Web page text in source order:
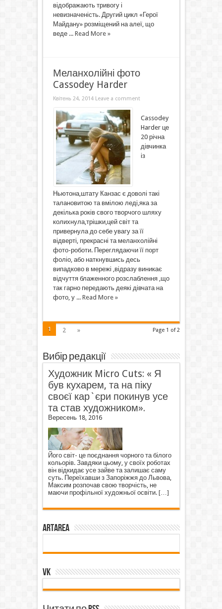
відображають тривогу і
невизначеність. Другий цикл «Герої
Майдану» розміщений на алеї, що
веде ... Read More »
Меланхолійні фото
Cassodey Harder
Квітень 24, 2014 Leave a comment
Cassodey
Harder це
20 річна
дівчинка
із
Ньютона,штату Канзас є доволі такі
талановитою та вмілою леді,яка за
декілька років свого творчого шляху
колихнула,трішки,цей світ та
привернула до себе увагу за її
відверті, прекрасні та меланхолійні
фото-роботи. Переглядаючи її порт
фоліо, або наткнувшись десь
випадково в мережі ,відразу виникає
відчуття блаженного розслаблення ,що
так гарно передають деякі дівчата на
фото, у ... Read More »
Page 1 of 2
1 2 »
Вибір редакції
Художник Micro Cuts: « Я
був кухарем, та на піку
своєї кар`єри покинув усе
та став художником».
Вересень 18, 2016
Його світ- це поєднання чорного та білого
кольорів. Завдяки цьому, у своїх роботах
він відкидає усе зайве та залишає саму
суть. Переїхавши з Запоріжжя до Львова,
Максим розпочав свою творчість, не
маючи профільної художньої освіти. […]
ArtArea
VK